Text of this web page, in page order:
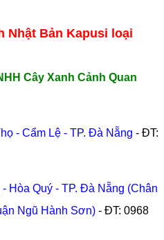
Nhật Bản Kapusi loại
Cây Xanh Cảnh Quan
- Cẩm Lệ - TP. Đà Nẵng - ĐT:
Hòa Quý - TP. Đà Nẵng (Chân
Ngũ Hành Sơn) - ĐT: 0968